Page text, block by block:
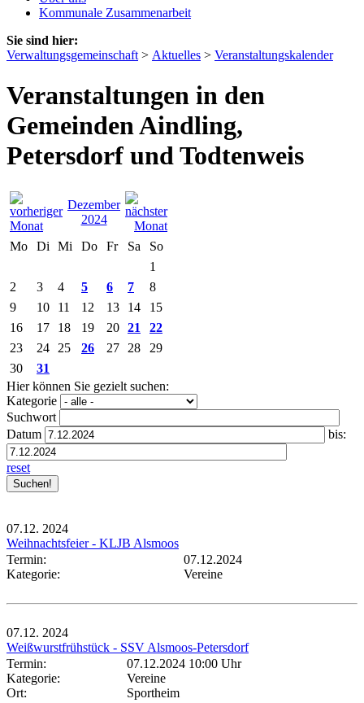
Kommunale Zusammenarbeit
Sie sind hier:
Verwaltungsgemeinschaft > Aktuelles > Veranstaltungskalender
Veranstaltungen in den
Gemeinden Aindling,
Petersdorf und Todtenweis
Dezember
2024
Mo
Di Mi Do Fr Sa
So
1
2
3 4 5 6 7
8
9
10 11 12 13 14
15
16
17 18 19 20 21
22
23
24 25 26 27 28
29
30
31
Hier können Sie gezielt suchen:
Kategorie
Suchwort
Datum
bis:
reset
07.12. 2024
Weihnachtsfeier - KLJB Alsmoos
Termin:
07.12.2024
Kategorie:
Vereine
07.12. 2024
Weißwurstfrühstück - SSV Alsmoos-Petersdorf
Termin:
07.12.2024 10:00 Uhr
Kategorie:
Vereine
Ort:
Sportheim